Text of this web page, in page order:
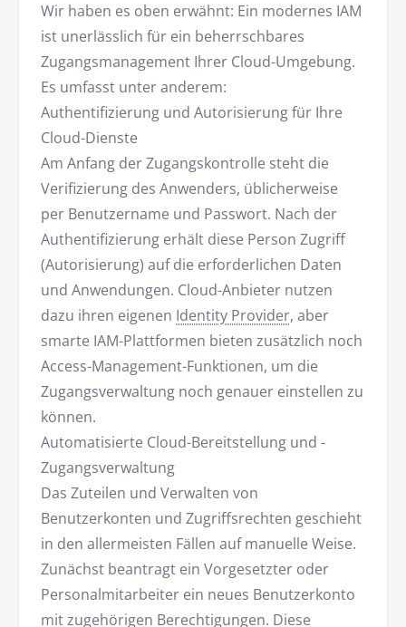
Wir haben es oben erwähnt: Ein modernes IAM
ist unerlässlich für ein beherrschbares
Zugangsmanagement Ihrer Cloud-Umgebung.
Es umfasst unter anderem:
Authentifizierung und Autorisierung für Ihre
Cloud-Dienste
Am Anfang der Zugangskontrolle steht die
Verifizierung des Anwenders, üblicherweise
per Benutzername und Passwort. Nach der
Authentifizierung erhält diese Person Zugriff
(Autorisierung) auf die erforderlichen Daten
und Anwendungen. Cloud-Anbieter nutzen
dazu ihren eigenen Identity Provider, aber
smarte IAM-Plattformen bieten zusätzlich noch
Access-Management-Funktionen, um die
Zugangsverwaltung noch genauer einstellen zu
können.
Automatisierte Cloud-Bereitstellung und -
Zugangsverwaltung
Das Zuteilen und Verwalten von
Benutzerkonten und Zugriffsrechten geschieht
in den allermeisten Fällen auf manuelle Weise.
Zunächst beantragt ein Vorgesetzter oder
Personalmitarbeiter ein neues Benutzerkonto
mit zugehörigen Berechtigungen. Diese